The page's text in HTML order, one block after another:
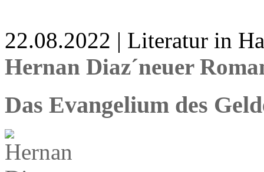
22.08.2022 | Literatur in
Hernan Diaz´neuer
Das Evangelium des